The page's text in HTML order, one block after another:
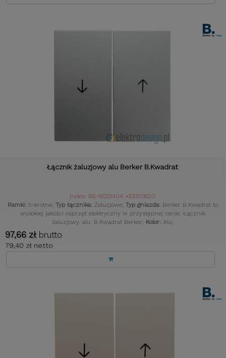
Łącznik żaluzjowy alu Berker B.Kwadrat
Index: BE-16251404 +53303520
Ramki: 5-krotne; Typ łącznika: Żaluzjowe; Typ gniazda: Berker B.Kwadrat to
wysokiej jakości osprzęt elektryczny w przystępnej cenie. Łącznik
żaluzjowy. alu. B.Kwadrat Berker; Kolor: Alu;
97,66 zł brutto
79,40 zł netto